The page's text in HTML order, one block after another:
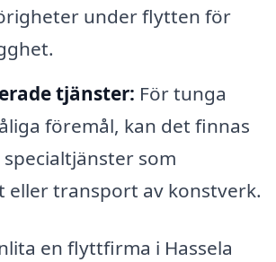
under flytten för
tjänster: För tunga
föremål, kan det finnas
som
eller transport av konstverk.
en flyttfirma i Hassela